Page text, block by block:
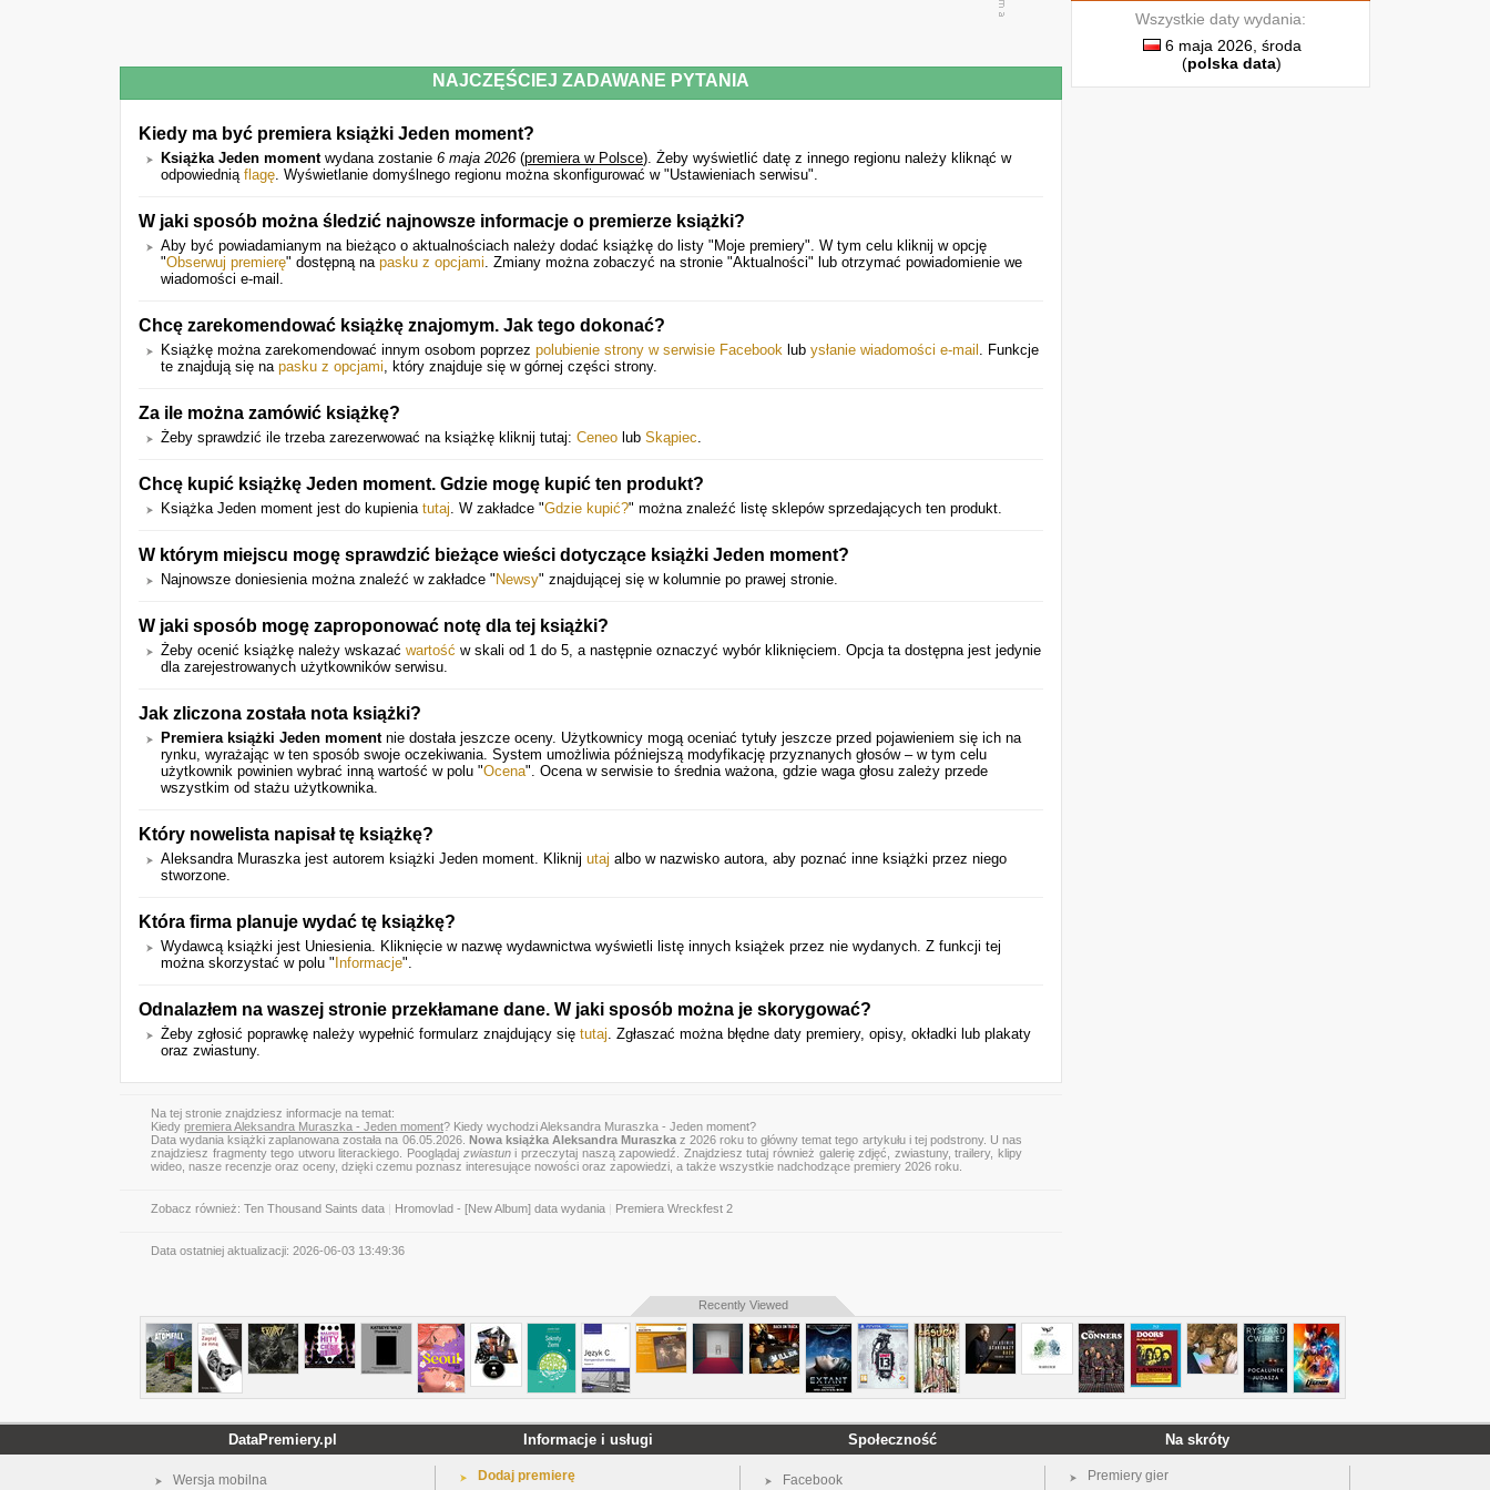
NAJCZĘŚCIEJ ZADAWANE PYTANIA
Kiedy ma być premiera książki Jeden moment?
Książka Jeden momentwydana zostanie 6 maja 2026 (premiera w Polsce). Żeby wyświetlić datę z innego regionu należy kliknąć w
odpowiednią flagę. Wyświetlanie domyślnego regionu można skonfigurować w "Ustawieniach serwisu".
W jaki sposób można śledzić najnowsze informacje o premierze książki?
Aby być powiadamianym na bieżąco o aktualnościach należy dodać książkę do listy "Moje premiery". W tym celu kliknij w opcję
"Obserwuj premierę" dostępną na pasku z opcjami. Zmiany można zobaczyć na stronie "Aktualności" lub otrzymać powiadomienie we
wiadomości e-mail.
Chcę zarekomendować książkę znajomym. Jak tego dokonać?
Książkę można zarekomendować innym osobom poprzez polubienie strony w serwisie Facebook lub ysłanie wiadomości e-mail . Funkcje
te znajdują się na pasku z opcjami, który znajduje się w górnej części strony.
Za ile można zamówić książkę?
Żeby sprawdzić ile trzeba zarezerwować na książkę kliknij tutaj: Ceneo lub Skąpiec.
Chcę kupić książkę Jeden moment. Gdzie mogę kupić ten produkt?
Książka Jeden moment jest do kupienia tutaj. W zakładce "Gdzie kupić?" można znaleźć listę sklepów sprzedających ten produkt.
W którym miejscu mogę sprawdzić bieżące wieści dotyczące książki Jeden moment?
Najnowsze doniesienia można znaleźć w zakładce " Newsy" znajdującej się w kolumnie po prawej stronie.
W jaki sposób mogę zaproponować notę dla tej książki?
Żeby ocenić książkę należy wskazać wartość w skali od 1 do 5, a następnie oznaczyć wybór kliknięciem. Opcja ta dostępna jest jedynie
dla zarejestrowanych użytkowników serwisu.
Jak zliczona została nota książki?
Premiera książki Jeden momentnie dostała jeszcze oceny. Użytkownicy mogą oceniać tytuły jeszcze przed pojawieniem się ich na
rynku, wyrażając w ten sposób swoje oczekiwania. System umożliwia późniejszą modyfikację przyznanych głosów – w tym celu
użytkownik powinien wybrać inną wartość w polu "Ocena". Ocena w serwisie to średnia ważona, gdzie waga głosu zależy przede
wszystkim od stażu użytkownika.
Który nowelista napisał tę książkę?
Aleksandra Muraszka jest autorem książki Jeden moment. Kliknij utaj albo w nazwisko autora, aby poznać inne książki przez niego
stworzone.
Która firma planuje wydać tę książkę?
Wydawcą książki jest Uniesienia. Kliknięcie w nazwę wydawnictwa wyświetli listę innych książek przez nie wydanych. Z funkcji tej
można skorzystać w polu " Informacje".
Odnalazłem na waszej stronie przekłamane dane. W jaki sposób można je skorygować?
Żeby zgłosić poprawkę należy wypełnić formularz znajdujący się tutaj. Zgłaszać można błędne daty premiery, opisy, okładki lub plakaty
oraz zwiastuny.
Na tej stronie znajdziesz informacje na temat:
Kiedy premiera Aleksandra Muraszka - Jeden moment? Kiedy wychodzi Aleksandra Muraszka - Jeden moment?
Data wydania książki zaplanowana została na 06.05.2026. Nowa książka Aleksandra Muraszkaz 2026 roku to główny temat tego artykułu i tej podstrony. U nas
znajdziesz fragmenty tego utworu literackiego. Pooglądaj zwiastuni przeczytaj naszą zapowiedź. Znajdziesz tutaj również galerię zdjęć, zwiastuny, trailery, klipy
wideo, nasze recenzje oraz oceny, dzięki czemu poznasz interesujące nowości oraz zapowiedzi, a także wszystkie nadchodzące premiery 2026 roku.
Zobacz również: Ten Thousand Saints data Hromovlad - [New Album] data wydania Premiera Wreckfest 2
Data ostatniej aktualizacji: 2026-06-03 13:49:36
Wszystkie daty wydania:
6 maja 2026, środa
(polska data)
Recently Viewed
DataPremiery.pl
Wersja mobilna
Informacje i usługi
Dodaj premierę
Społeczność
Facebook
Na skróty
Premiery gier